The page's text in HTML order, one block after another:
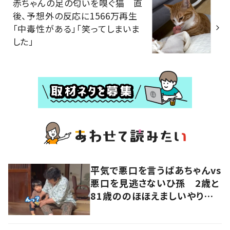
赤ちゃんの足の匂いを嗅ぐ猫 直
後、予想外の反応に1566万再生
「中毒性がある」「笑ってしまいま
した」
平気で悪口を言うばあちゃんvs
悪口を見逃さないひ孫 2歳と
81歳ののほほえましいやり取り